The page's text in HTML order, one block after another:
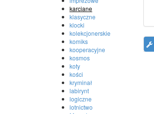
karciane
klasyczne
klocki
kolekcjonerskie
komiks
kooperacyjne
kosmos
koty
kości
kryminał
labirynt
logiczne
lotnictwo